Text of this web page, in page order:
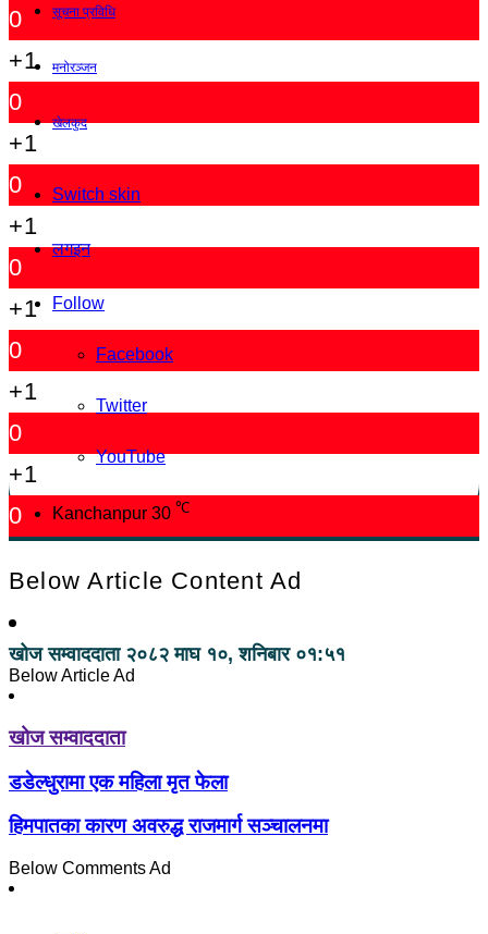
सूचना प्रविधि
मनोरञ्जन
खेलकुद
Switch skin
लगइन
Follow
Facebook
Twitter
YouTube
Kanchanpur 30 ℃
0
+1
0
+1
0
+1
0
+1
0
+1
0
+1
0
Below Article Content Ad
खोज सम्वाददाता २०८२ माघ १०, शनिबार ०१:५१
Below Article Ad
खोज सम्वाददाता
डडेल्धुरामा एक महिला मृत फेला
हिमपातका कारण अवरुद्ध राजमार्ग सञ्चालनमा
Below Comments Ad